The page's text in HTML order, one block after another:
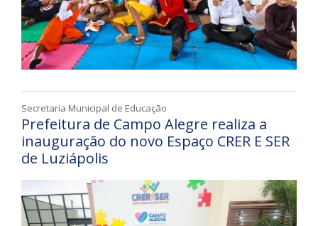
Secretaria Municipal de Educação
Prefeitura de Campo Alegre realiza a
inauguração do novo Espaço CRER E SER
de Luziápolis